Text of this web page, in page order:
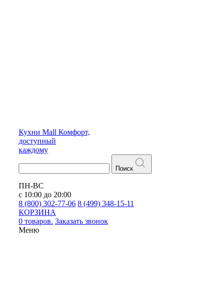
Кухни Mall Комфорт,
доступный
каждому
Поиск
ПН-ВС
с 10:00 до 20:00
8 (800) 302-77-06 8 (499) 348-15-11
КОРЗИНА
0 товаров. Заказать звонок
Меню